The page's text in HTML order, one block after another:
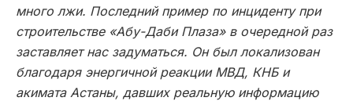
много лжи. Последний пример по инциденту при
строительстве «Абу-Даби Плаза» в очередной раз
заставляет нас задуматься. Он был локализован
благодаря энергичной реакции МВД, КНБ и
акимата Астаны, давших реальную информацию